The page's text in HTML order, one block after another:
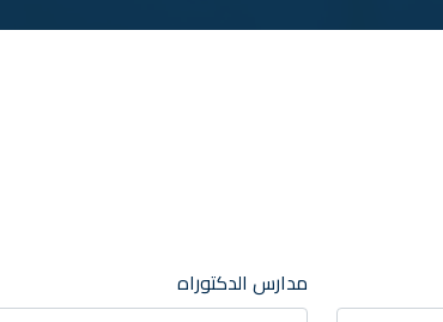
مدارس الدكتوراه